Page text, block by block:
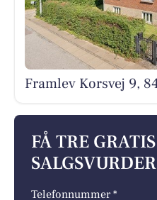
Framlev Korsvej 9,
FÅ TRE GRATIS
Telefonnummer *